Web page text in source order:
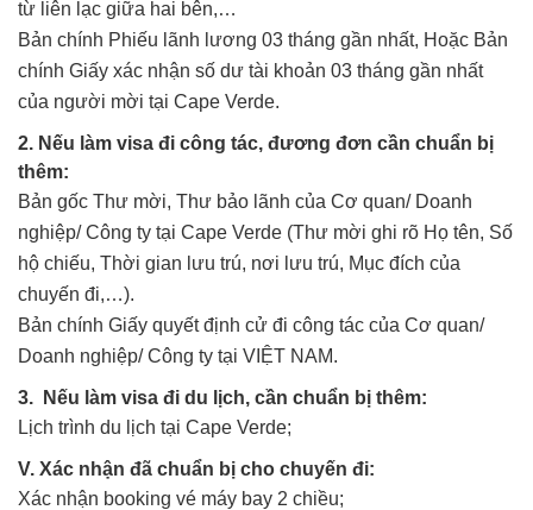
từ liên lạc giữa hai bên,…
Bản chính Phiếu lãnh lương 03 tháng gần nhất, Hoặc Bản
chính Giấy xác nhận số dư tài khoản 03 tháng gần nhất
của người mời tại Cape Verde.
2. Nếu làm visa đi công tác, đương đơn cần chuẩn bị
thêm:
Bản gốc Thư mời, Thư bảo lãnh của Cơ quan/ Doanh
nghiệp/ Công ty tại Cape Verde (Thư mời ghi rõ Họ tên, Số
hộ chiếu, Thời gian lưu trú, nơi lưu trú, Mục đích của
chuyến đi,…).
Bản chính Giấy quyết định cử đi công tác của Cơ quan/
Doanh nghiệp/ Công ty tại VIỆT NAM.
3. Nếu làm visa đi du lịch, cần chuẩn bị thêm:
Lịch trình du lịch tại Cape Verde;
V. Xác nhận đã chuẩn bị cho chuyến đi:
Xác nhận booking vé máy bay 2 chiều;